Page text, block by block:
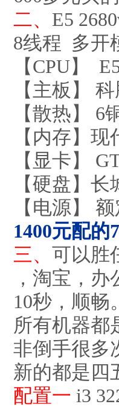
二、 E5
8线程 多开
【CPU】
【主板】
【散热】
【内存】
【显卡】
【硬盘】
【电源】
1400元配
三、 可以胜
，淘宝，
10秒，顺畅。
所有机器都
非倒手很多
新的都是四
配置一 i3